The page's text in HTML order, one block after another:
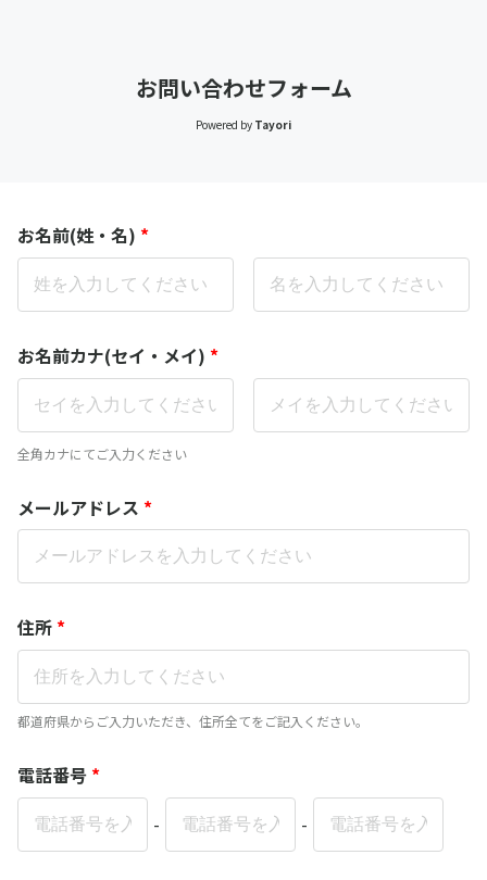
お問い合わせフォーム
Powered by Tayori
お名前(姓・名) *
お名前カナ(セイ・メイ) *
全角カナにてご入力ください
メールアドレス *
住所 *
都道府県からご入力いただき、住所全てをご記入ください。
電話番号 *
-
-